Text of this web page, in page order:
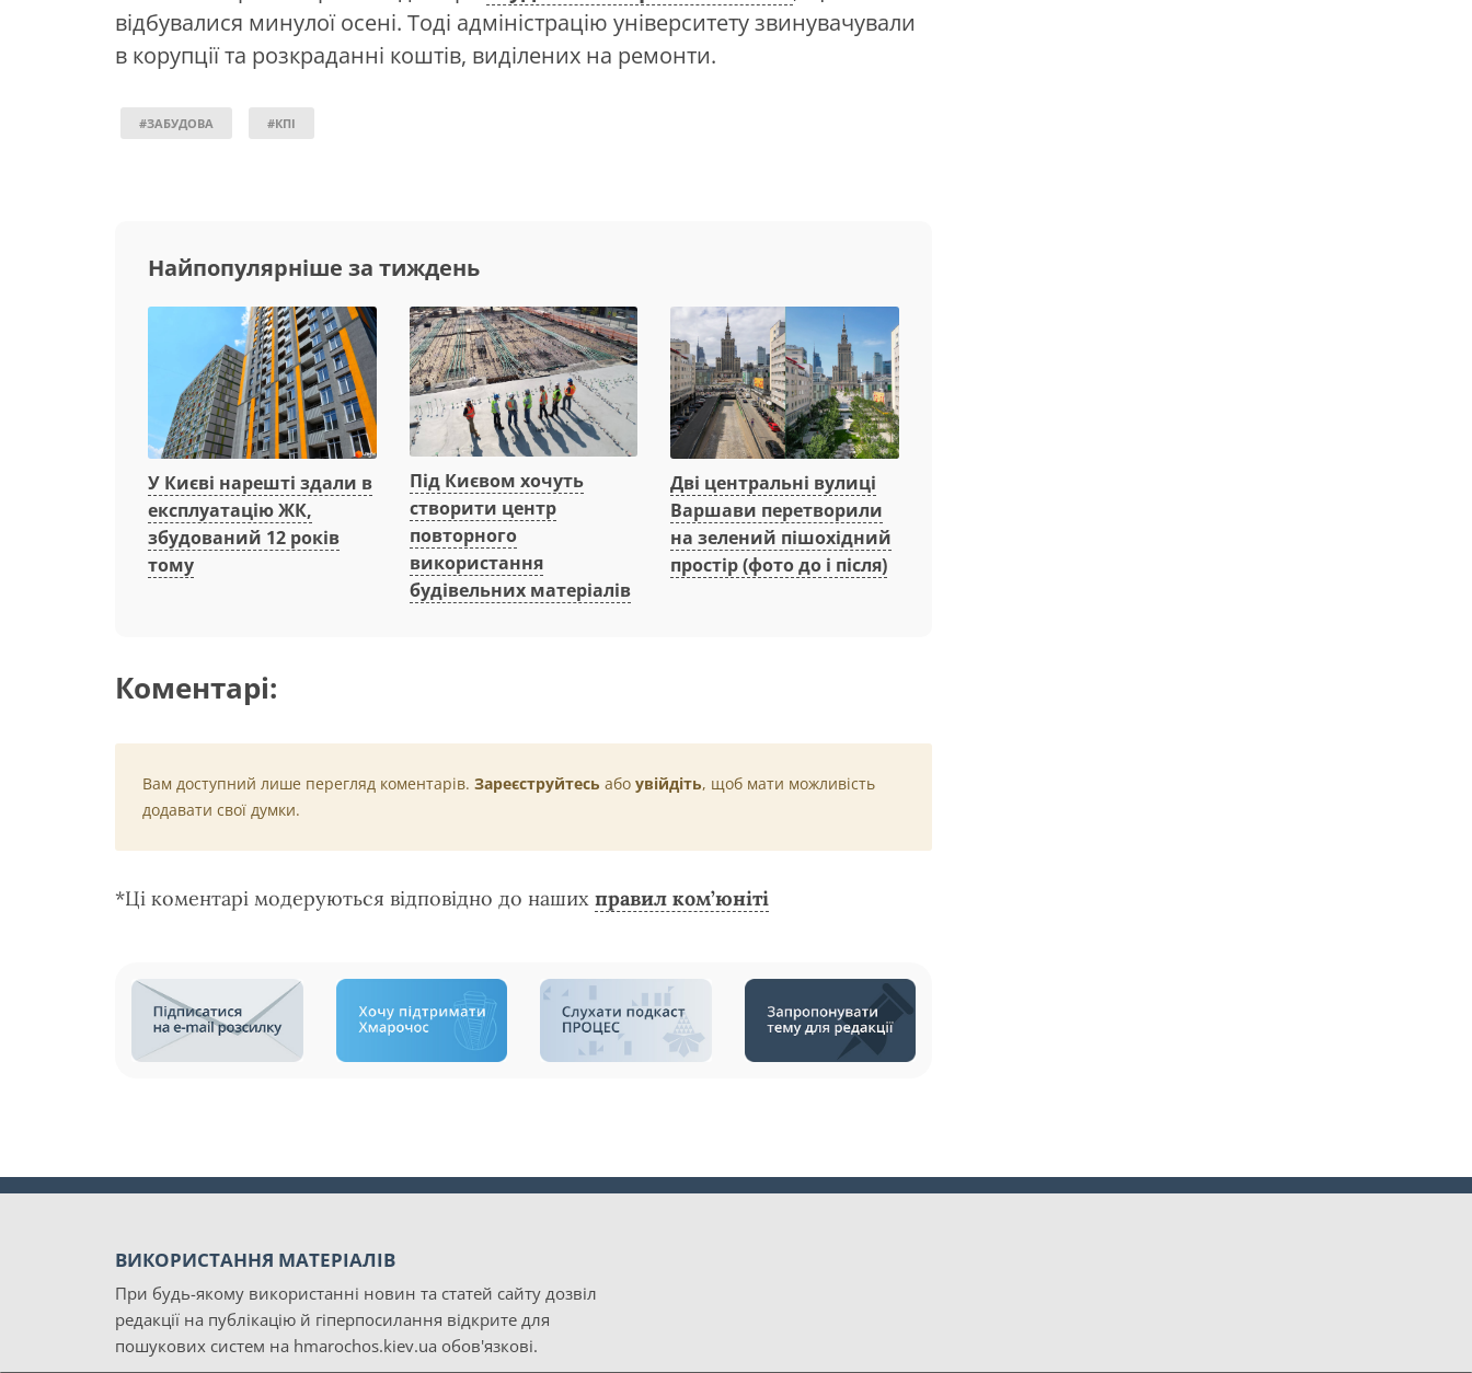
відбувалися минулої осені. Тоді адміністрацію університету звинувачували
в корупції та розкраданні коштів, виділених на ремонти.
#ЗАБУДОВА #КПІ
Найпопулярніше за тиждень
У Києві нарешті здали в
експлуатацію ЖК,
збудований 12 років
тому
Під Києвом хочуть
створити центр
повторного
використання
будівельних матеріалів
Дві центральні вулиці
Варшави перетворили
на зелений пішохідний
простір (фото до і після)
Коментарі:
Вам доступний лише перегляд коментарів. Зареєструйтесь або увійдіть, щоб мати можливість
додавати свої думки.
*Ці коментарі модеруються відповідно до наших правил ком’юніті
ВИКОРИСТАННЯ МАТЕРІАЛІВ
При будь-якому використанні новин та статей сайту дозвіл
редакції на публікацію й гіперпосилання відкрите для
пошукових систем на hmarochos.kiev.ua обов'язкові.